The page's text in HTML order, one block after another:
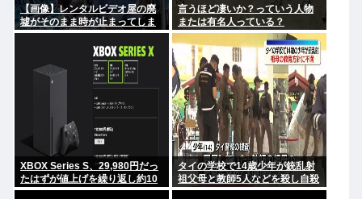
【画像】レンタルビデオ屋の廃
墟がそのまま時が止まってしま
っていると話題に
言うほど凄いか？っていう人物
または有名人っている？
XBOX Series S、29,980円だっ
たはずが値上げを繰り返し約10
万円弱
タイの学校で14歳少年が銃乱射
祖父母と教師5人などを殺し自殺